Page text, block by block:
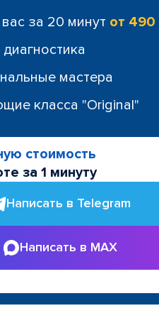
за 20 минут от
мастера
класса "Original"
стоимость
за 1 минуту
Написать в Telegram
Написать в MAX